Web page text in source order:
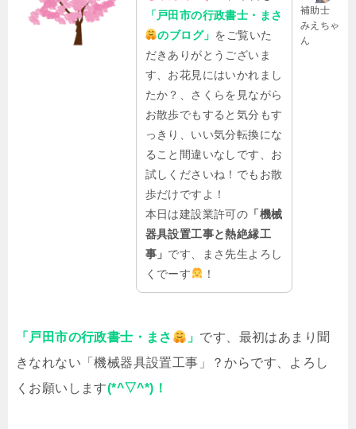
補助士
みえちゃ
ん
「戸田市の行政書士・まさ
のブログ」 をご覧いた
だきありがとうございま
す、お花見にはいかれまし
たか？、さくらを見ながら
お散歩でもすると気分もす
っきり、いい気分転換にな
ること間違いなしです、お
試しくださいね！でもお散
歩だけですよ！
本日は建設業許可の 「機械
器具設置工事と熱絶縁工
事」 です、まさ先生よろし
くでーす
！
「戸田市の行政書士・まさ 」 です、最初はあまり聞
きなれない「機械器具設置工事」？からです、よろし
くお願いします(*^▽^*)！